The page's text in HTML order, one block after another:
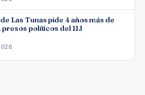
Las Tunas pide 4 años más de
presos políticos del 11J